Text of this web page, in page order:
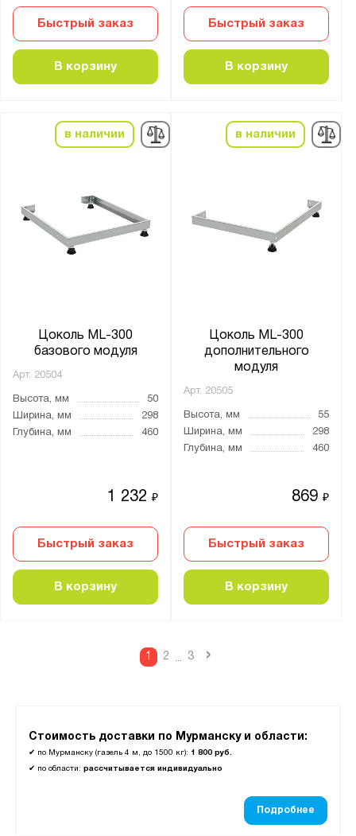
Стоимость доставки по Мурманску и области:
✔ по Мурманску (газель 4 м, до 1500 кг): 1 800 руб.
✔ по области: рассчитывается индивидуально
Подробнее
Быстрый заказ
В корзину
Быстрый заказ
В корзину
в наличии
Цоколь ML-300
базового модуля
Арт. 20504
Высота, мм
50
Ширина, мм
298
Глубина, мм
460
1 232₽
Быстрый заказ
В корзину
в наличии
Цоколь ML-300
дополнительного
модуля
Арт. 20505
Высота, мм
55
Ширина, мм
298
Глубина, мм
460
869₽
Быстрый заказ
В корзину
1 2 ... 3 ›